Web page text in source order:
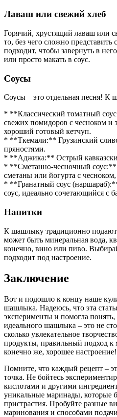
Лаваш или свежий хлеб
Горячий, хрустящий лаваш или
то, без чего сложно
подходит, чтобы завернуть в
или просто макать в соус.
Соусы
Соусы – это отдельная песня! К
* **Классический томатный
свежих помидоров с чесноком и
хороший готовый кетчуп.
* **Ткемали:** Грузинский
пряностями.
* **Аджика:** Острый
* **Сметанно-чесночный
сметаны или йогурта с
* **Гранатный соус
соус, идеально сочетающийся с
Напитки
К шашлыку традиционно
может быть минеральная вода,
конечно, вино или пиво.
подходит под настроение.
Заключение
Вот и подошло к концу наше
шашлыка. Надеюсь, что эта
эксперименты и помогла
идеального шашлыка – это не
сколько увлекательное
продукты, правильный подход
конечно же, хорошее настроение!
Помните, что каждый рецепт –
точка. Не бойтесь
кислотами и другими
уникальные маринады, которые
пристрастия. Пробуйте разные
маринования и способами